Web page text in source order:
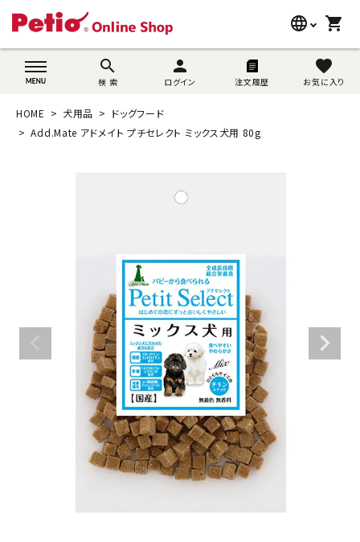
language
wovn-lang-name
shopping_cart
search
検 索
person
ログイン 注文履歴
favorite
お気に入り
search
猫用品
ご利用案内
ACCOUNT MENU
ようこそ ゲスト 様
person 新規会員登録
HOME 犬用品
ドッグフード
Add.Mate アドメイト プチセレクト ミックス犬用 80g